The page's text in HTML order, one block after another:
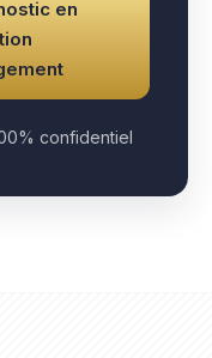
en
confidentiel